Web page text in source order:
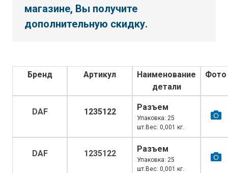
магазине, Вы получите
дополнительную скидку.
Бренд Артикул
Наименование
детали
Фото
DAF 1235122 Разъем
Упаковка: 25
шт.Вес: 0,001 кг.
DAF 1235122 Разъем
Упаковка: 25
шт.Вес: 0,001 кг.